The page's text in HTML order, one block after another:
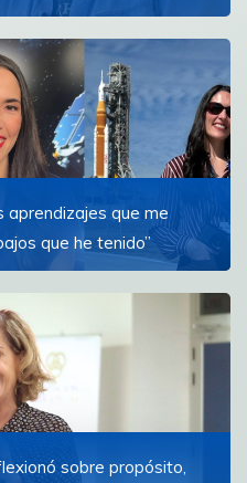
en los medios de
aprendizajes que me
que he tenido”
lanzamiento de Artemis
en rodear la luna
sobre propósito,